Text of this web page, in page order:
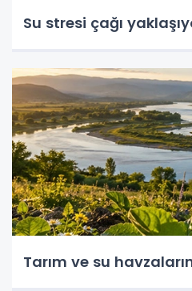
Su stresi çağı
Tarım ve su